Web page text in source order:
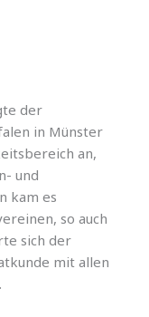
der
in Münster
an,
und
kam es
so auch
sich der
mit allen